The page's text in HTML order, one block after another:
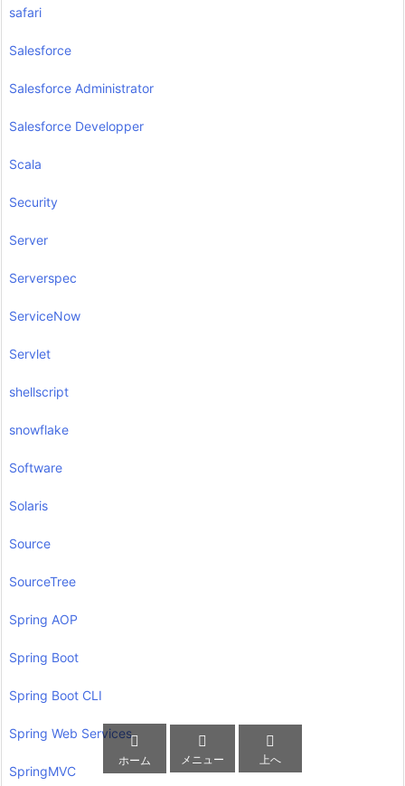
safari
Salesforce
Salesforce Administrator
Salesforce Developper
Scala
Security
Server
Serverspec
ServiceNow
Servlet
shellscript
snowflake
Software
Solaris
Source
SourceTree
Spring AOP
Spring Boot
Spring Boot CLI
Spring Web Services
SpringMVC

ホーム

メニュー

上へ